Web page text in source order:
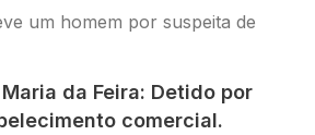
Maria da Feira: Detido por
comercial.